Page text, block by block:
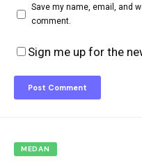
Save my name, email, and
comment.
Sign me up for the
MEDAN